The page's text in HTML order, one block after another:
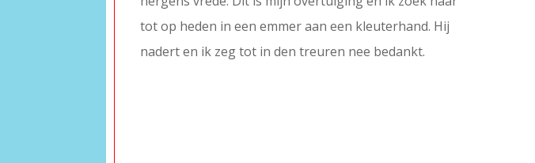
tot op heden in een emmer aan een kleuterhand. Hij
nadert en ik zeg tot in den treuren nee bedankt.